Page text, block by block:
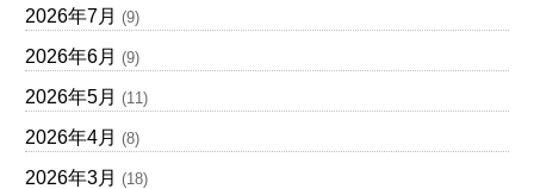
2026年7月 (9)
2026年6月 (9)
2026年5月 (11)
2026年4月 (8)
2026年3月 (18)